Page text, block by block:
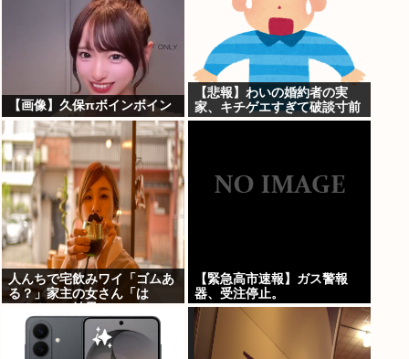
【画像】久保πボインボイン
【悲報】わいの婚約者の実
家、キチゲエすぎて破談寸前
人んちで宅飲みワイ「ゴムあ
る？」家主の女さん「は
【緊急高市速報】ガス警報
器、受注停止。